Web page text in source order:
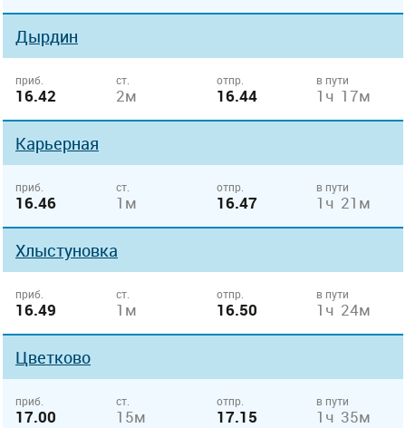
Дырдин
приб.
16.42
ст.
2м
отпр.
16.44
в пути
1ч 17м
Карьерная
приб.
16.46
ст.
1м
отпр.
16.47
в пути
1ч 21м
Хлыстуновка
приб.
16.49
ст.
1м
отпр.
16.50
в пути
1ч 24м
Цветково
приб.
17.00
ст.
15м
отпр.
17.15
в пути
1ч 35м